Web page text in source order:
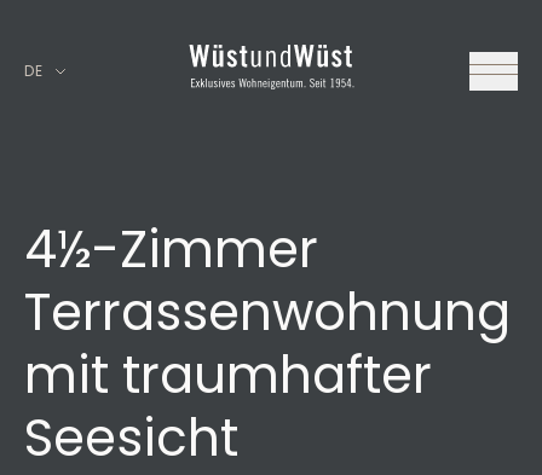
DE
4½-Zimmer
Terrassenwohnung
mit traumhafter
Seesicht